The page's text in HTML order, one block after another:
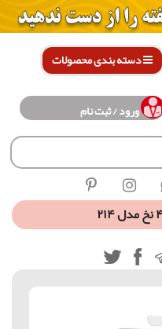
دسته بندی محصولات
ورود / ثبت نام